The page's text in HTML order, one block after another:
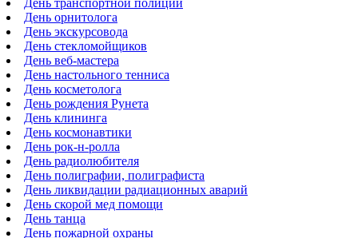
День транспортной полиции
День орнитолога
День экскурсовода
День стекломойщиков
День веб-мастера
День настольного тенниса
День косметолога
День рождения Рунета
День клининга
День космонавтики
День рок-н-ролла
День радиолюбителя
День полиграфии, полиграфиста
День ликвидации радиационных аварий
День скорой мед помощи
День танца
День пожарной охраны